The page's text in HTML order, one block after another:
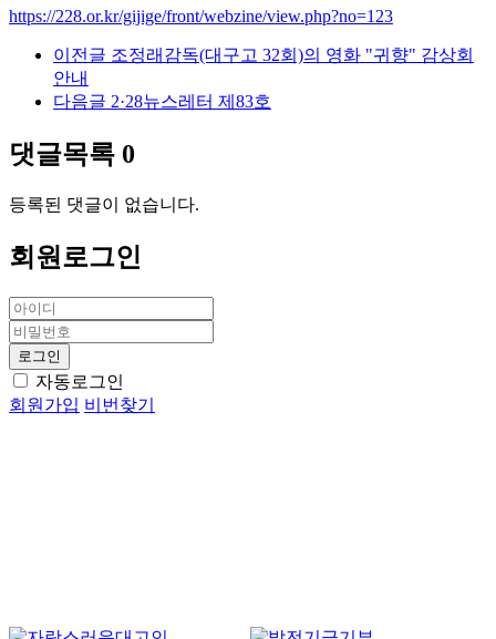
https://228.or.kr/gijige/front/webzine/view.php?no=123
이전글 조정래감독(대구고 32회)의 영화 "귀향" 감상회
안내
다음글 2·28뉴스레터 제83호
댓글목록 0
등록된 댓글이 없습니다.
회원 로그인
자동로그인
회원가입 비번찾기